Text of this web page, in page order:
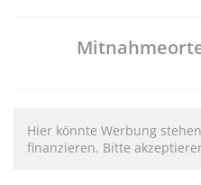
Hier könnte Werbung
finanzieren. Bitte